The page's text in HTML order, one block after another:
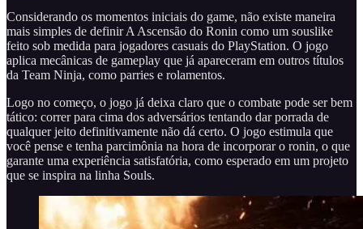
Considerando os momentos iniciais do game, não existe maneira
mais simples de definir A Ascensão do Ronin como um souslike
feito sob medida para jogadores casuais do PlayStation. O jogo
aplica mecânicas de gameplay que já apareceram em outros títulos
da Team Ninja, como parries e rolamentos.
Logo no começo, o jogo já deixa claro que o combate pode ser bem
tático: correr para cima dos adversários tentando dar porrada de
qualquer jeito definitivamente não dá certo. O jogo estimula que
você pense e tenha parcimônia na hora de incorporar o ronin, o que
garante uma experiência satisfatória, como esperado em um projeto
que se inspira na linha Souls.